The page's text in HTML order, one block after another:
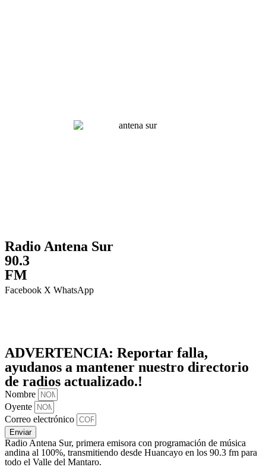
Radio Antena Sur
90.3
FM
Facebook X WhatsApp
ADVERTENCIA: Reportar falla,
ayudanos a mantener nuestro directorio
de radios actualizado.!
Nombre
Oyente
Correo electrónico
Enviar
Radio Antena Sur, primera emisora con programación de música
andina al 100%, transmitiendo desde Huancayo en los 90.3 fm para
todo el Valle del Mantaro.